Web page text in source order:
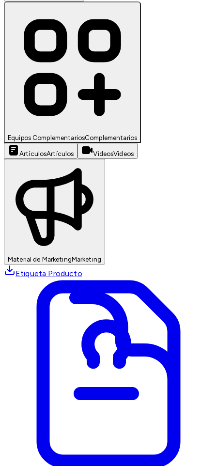
Equipos ComplementariosComplementarios
ArtículosArtículos VideosVideos
Material de MarketingMarketing
Etiqueta Producto